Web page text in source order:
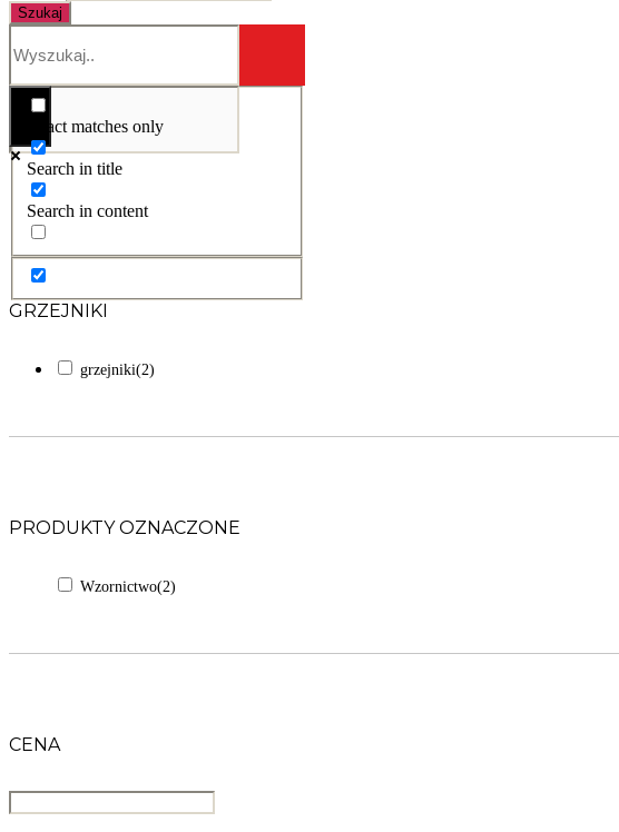
Exact matches only
Search in title
Search in content
GRZEJNIKI
grzejniki(2)
PRODUKTY OZNACZONE
Wzornictwo(2)
CENA